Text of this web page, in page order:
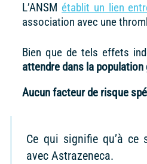
L’ANSM établit un lien
association avec une
Bien que de tels effets
attendre dans la population
Aucun facteur de risque
Ce qui signifie qu’à ce
avec Astrazeneca.